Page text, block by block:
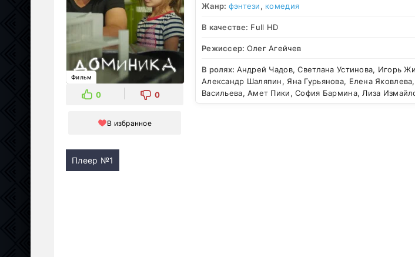
Фильм
0 0
В избранное
Жанр: фэнтези, комедия
В качестве: Full HD
Режиссер: Олег Агейчев
В ролях: Андрей Чадов, Светлана Устинова, Игорь
Александр Шаляпин, Яна Гурьянова, Елена
Васильева, Амет Пики, София Бармина, Лиза
Плеер №1